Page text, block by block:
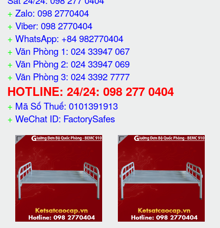
+ Zalo: 098 2770404
+ Viber: 098 2770404
+ WhatsApp: +84 982770404
+ Văn Phòng 1: 024 33947 067
+ Văn Phòng 2: 024 33947 069
+ Văn Phòng 3: 024 3392 7777
HOTLINE: 24/24: 098 277 0404
+ Mã Số Thuế: 0101391913
+ WeChat ID: FactorySafes